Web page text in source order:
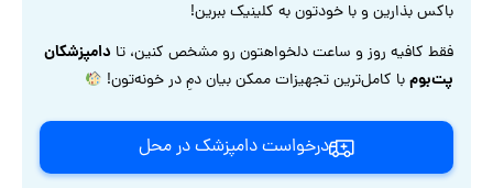
باکس بذارین و با خودتون به کلینیک ببرین!
فقط کافیه روز و ساعت دلخواهتون رو مشخص کنین، تا دامپزشکان
پت‌بومبا کامل‌ترین تجهیزات ممکن بیان دمِ در خونه‌تون!
درخواست دامپزشک در محل